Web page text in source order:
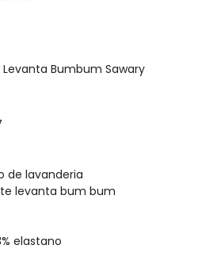
Bumbum Sawary
de lavanderia
levanta bum bum
elastano